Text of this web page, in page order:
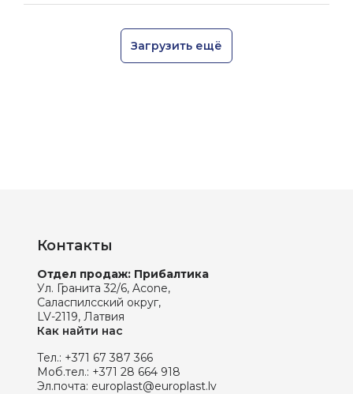
Загрузить ещё
Контакты
Отдел продаж: Прибалтика
Ул. Гранита 32/6, Acone,
Саласпилсский округ,
LV-2119, Латвия
Как найти нас
Тел.: +371 67 387 366
Моб.тел.: +371 28 664 918
Эл.почта: europlast@europlast.lv